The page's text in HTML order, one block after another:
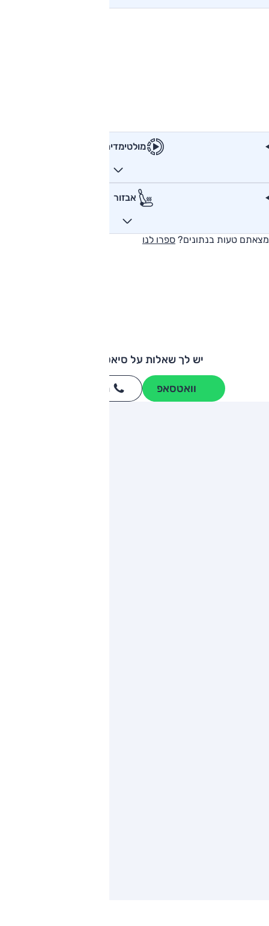
מולטימדיה
אבזור
מצאתם טעות בנתונים? ספרו לנו
יש לך שאלות על סיאט איביזה?
וואטסאפ חייגו
מותגים מתחרים